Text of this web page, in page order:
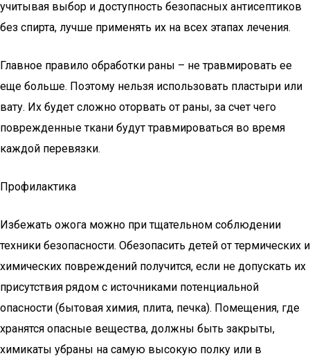
учитывая выбор и доступность безопасных антисептиков
без спирта, лучше применять их на всех этапах лечения.
Главное правило обработки раны – не травмировать ее
еще больше. Поэтому нельзя использовать пластыри или
вату. Их будет сложно оторвать от раны, за счет чего
поврежденные ткани будут травмироваться во время
каждой перевязки.
Профилактика
Избежать ожога можно при тщательном соблюдении
техники безопасности. Обезопасить детей от термических и
химических повреждений получится, если не допускать их
присутствия рядом с источниками потенциальной
опасности (бытовая химия, плита, печка). Помещения, где
хранятся опасные вещества, должны быть закрыты,
химикаты убраны на самую высокую полку или в